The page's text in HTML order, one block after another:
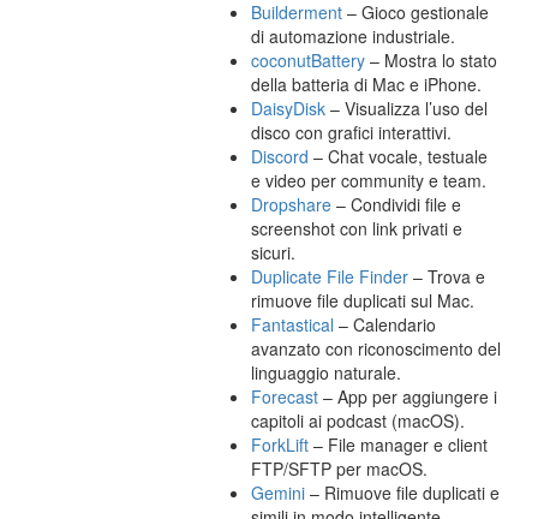
Builderment – Gioco gestionale
di automazione industriale.
coconutBattery – Mostra lo stato
della batteria di Mac e iPhone.
DaisyDisk – Visualizza l’uso del
disco con grafici interattivi.
Discord – Chat vocale, testuale
e video per community e team.
Dropshare – Condividi file e
screenshot con link privati e
sicuri.
Duplicate File Finder – Trova e
rimuove file duplicati sul Mac.
Fantastical – Calendario
avanzato con riconoscimento del
linguaggio naturale.
Forecast – App per aggiungere i
capitoli ai podcast (macOS).
ForkLift – File manager e client
FTP/SFTP per macOS.
Gemini – Rimuove file duplicati e